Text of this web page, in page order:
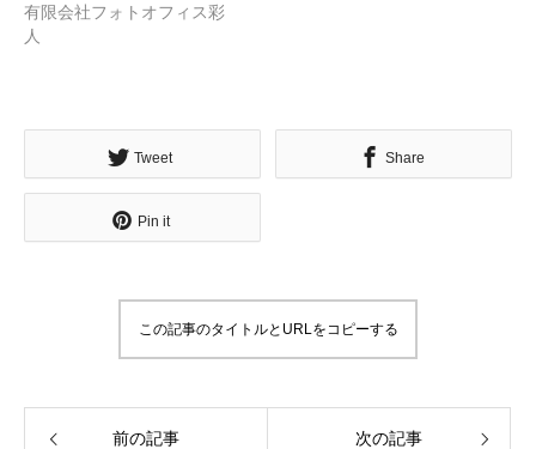
無料で登録したい企業様はこちら
北海道最強のビジネス課題解決コミュニティ【北海道オ
無料で登録したい企業様はこちら メディア取材受付口はこちら
有限会社フォトオフィス彩
人
Tweet Share
Pin it
この記事のタイトルとURLをコピーする
前の記事 次の記事